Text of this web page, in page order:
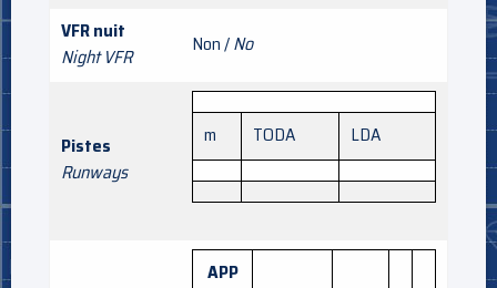
VFR nuit
Night VFR
Non /No
Pistes
Runways
m TODA LDA
APP